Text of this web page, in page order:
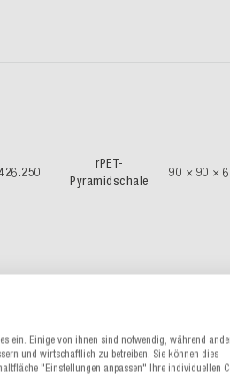
rPET-
Pyramidschale
90 × 90 ×
ein. Einige von ihnen sind notwendig, während
und wirtschaftlich zu betreiben. Sie können dies
"Einstellungen anpassen" Ihre individuellen